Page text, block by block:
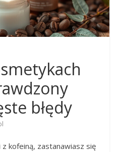
błędy
kofeiną, zastanawiasz się